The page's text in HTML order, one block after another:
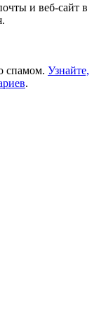
и веб-сайт в
спамом. Узнайте,
.